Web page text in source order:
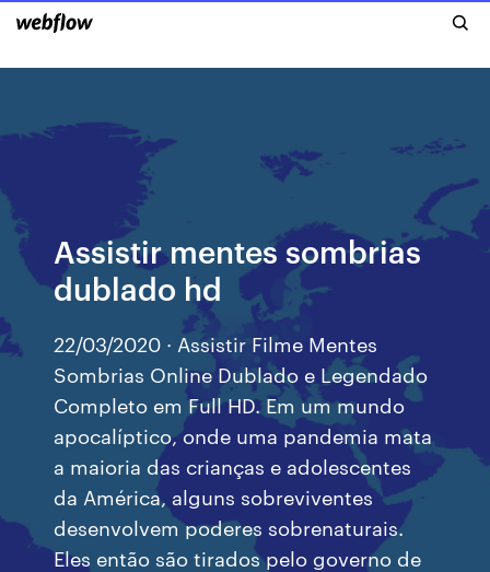
Assistir mentes sombrias
dublado hd
22/03/2020 · Assistir Filme Mentes
Sombrias Online Dublado e Legendado
Completo em Full HD. Em um mundo
apocalíptico, onde uma pandemia mata
a maioria das crianças e adolescentes
da América, alguns sobreviventes
desenvolvem poderes sobrenaturais.
Eles então são tirados pelo governo de